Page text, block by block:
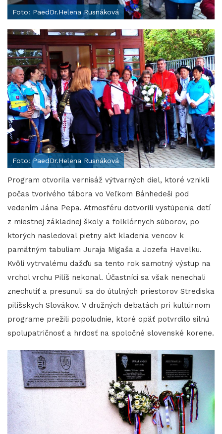
Foto: PaedDr.Helena Rusnáková
Foto: PaedDr.Helena Rusnáková
Program otvorila vernisáž výtvarných diel, ktoré vznikli
počas tvorivého tábora vo Veľkom Bánhedeši pod
vedením Jána Pepa. Atmosféru dotvorili vystúpenia detí
z miestnej základnej školy a folklórnych súborov, po
ktorých nasledoval pietny akt kladenia vencov k
pamätným tabuliam Juraja Migaša a Jozefa Havelku.
Kvôli vytrvalému dažďu sa tento rok samotný výstup na
vrchol vrchu Pilíš nekonal. Účastníci sa však nenechali
znechutiť a presunuli sa do útulných priestorov Strediska
pilíšskych Slovákov. V družných debatách pri kultúrnom
programe prežili popoludnie, ktoré opäť potvrdilo silnú
spolupatričnosť a hrdosť na spoločné slovenské korene.